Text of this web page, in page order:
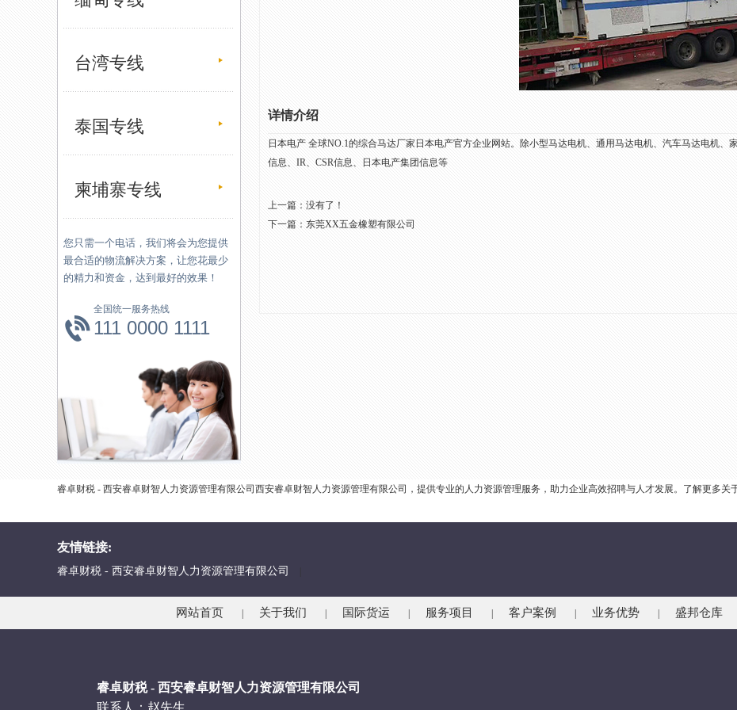
台湾专线
泰国专线
柬埔寨专线
您只需一个电话，我们将会为您提供
最合适的物流解决方案，让您花最少
的精力和资金，达到最好的效果！
全国统一服务热线
111 0000 1111
详情介绍
日本电产 全球NO.1的综合马达厂家日本电产官方企业网站。除小型马达电机、通用马达电机、汽车马达电机
信息、IR、CSR信息、日本电产集团信息等
上一篇：没有了！
下一篇： 东莞XX五金橡塑有限公司
睿卓财税 - 西安睿卓财智人力资源管理有限公司西安睿卓财智人力资源管理有限公司，提供专业的人力资源管理服务，助力企业高效招聘与人才发展。了解更多关
友情链接:
睿卓财税 - 西安睿卓财智人力资源管理有限公司
网站首页 关于我们 国际货运 服务项目 客户案例 业务优势 盛邦仓库
睿卓财税 - 西安睿卓财智人力资源管理有限公司
联系人：赵先生